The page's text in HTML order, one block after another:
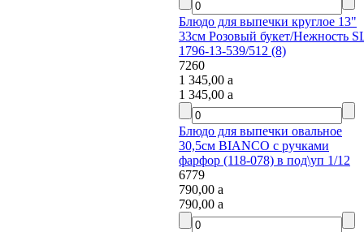
Блюдо для выпечки круглое 13"
33см Розовый букет/Нежность SL
1796-13-539/512 (8)
7260
1 345,00a
1 345,00a
Блюдо для выпечки овальное
30,5см BIANCO с ручками
фарфор (118-078) в под\уп 1/12
6779
790,00a
790,00a